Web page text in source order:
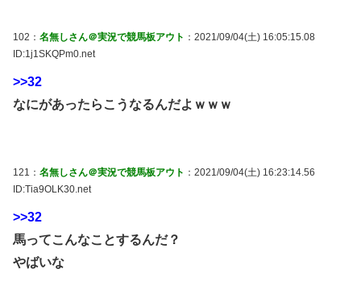
102： 名無しさん＠実況で競馬板アウト ：2021/09/04(土) 16:05:15.08
ID:1j1SKQPm0.net
>>32
なにがあったらこうなるんだよｗｗｗ
121： 名無しさん＠実況で競馬板アウト ：2021/09/04(土) 16:23:14.56
ID:Tia9OLK30.net
>>32
馬ってこんなことするんだ？
やばいな